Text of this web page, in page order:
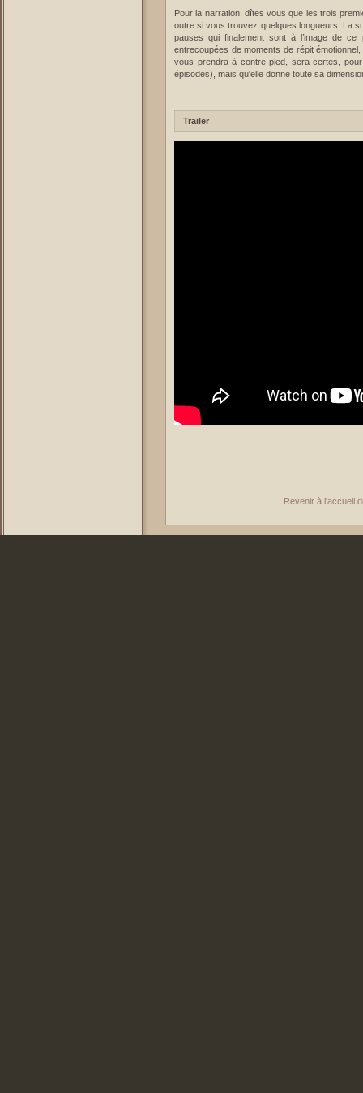
Pour la narration, dîtes vous que les trois
outre si vous trouvez quelques longueurs. La
pauses qui finalement sont à l’image de ce
entrecoupées de moments de répit
vous prendra à contre pied, sera certes,
épisodes), mais qu'elle donne toute sa
Trailer
Revenir à l'accueil